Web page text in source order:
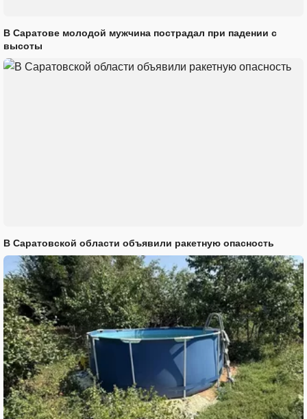
В Саратове молодой мужчина пострадал при падении с
высоты
В Саратовской области объявили ракетную опасность